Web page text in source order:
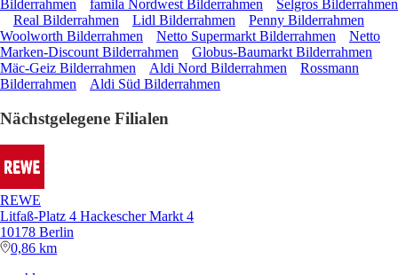
Bilderrahmen
famila Nordwest Bilderrahmen
Selgros Bilderrahmen
Real Bilderrahmen
Lidl Bilderrahmen
Penny Bilderrahmen
Woolworth Bilderrahmen
Netto Supermarkt Bilderrahmen
Netto
Marken-Discount Bilderrahmen
Globus-Baumarkt Bilderrahmen
Mäc-Geiz Bilderrahmen
Aldi Nord Bilderrahmen
Rossmann
Bilderrahmen
Aldi Süd Bilderrahmen
Nächstgelegene Filialen
REWE
Litfaß-Platz 4 Hackescher Markt 4
10178 Berlin
0,86 km